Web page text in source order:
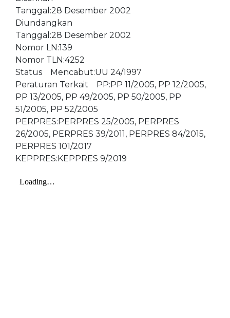
Tanggal:28 Desember 2002
Diundangkan
Tanggal:28 Desember 2002
Nomor LN:139
Nomor TLN:4252
Status Mencabut:UU 24/1997
Peraturan Terkait PP:PP 11/2005, PP 12/2005,
PP 13/2005, PP 49/2005, PP 50/2005, PP
51/2005, PP 52/2005
PERPRES:PERPRES 25/2005, PERPRES
26/2005, PERPRES 39/2011, PERPRES 84/2015,
PERPRES 101/2017
KEPPRES:KEPPRES 9/2019